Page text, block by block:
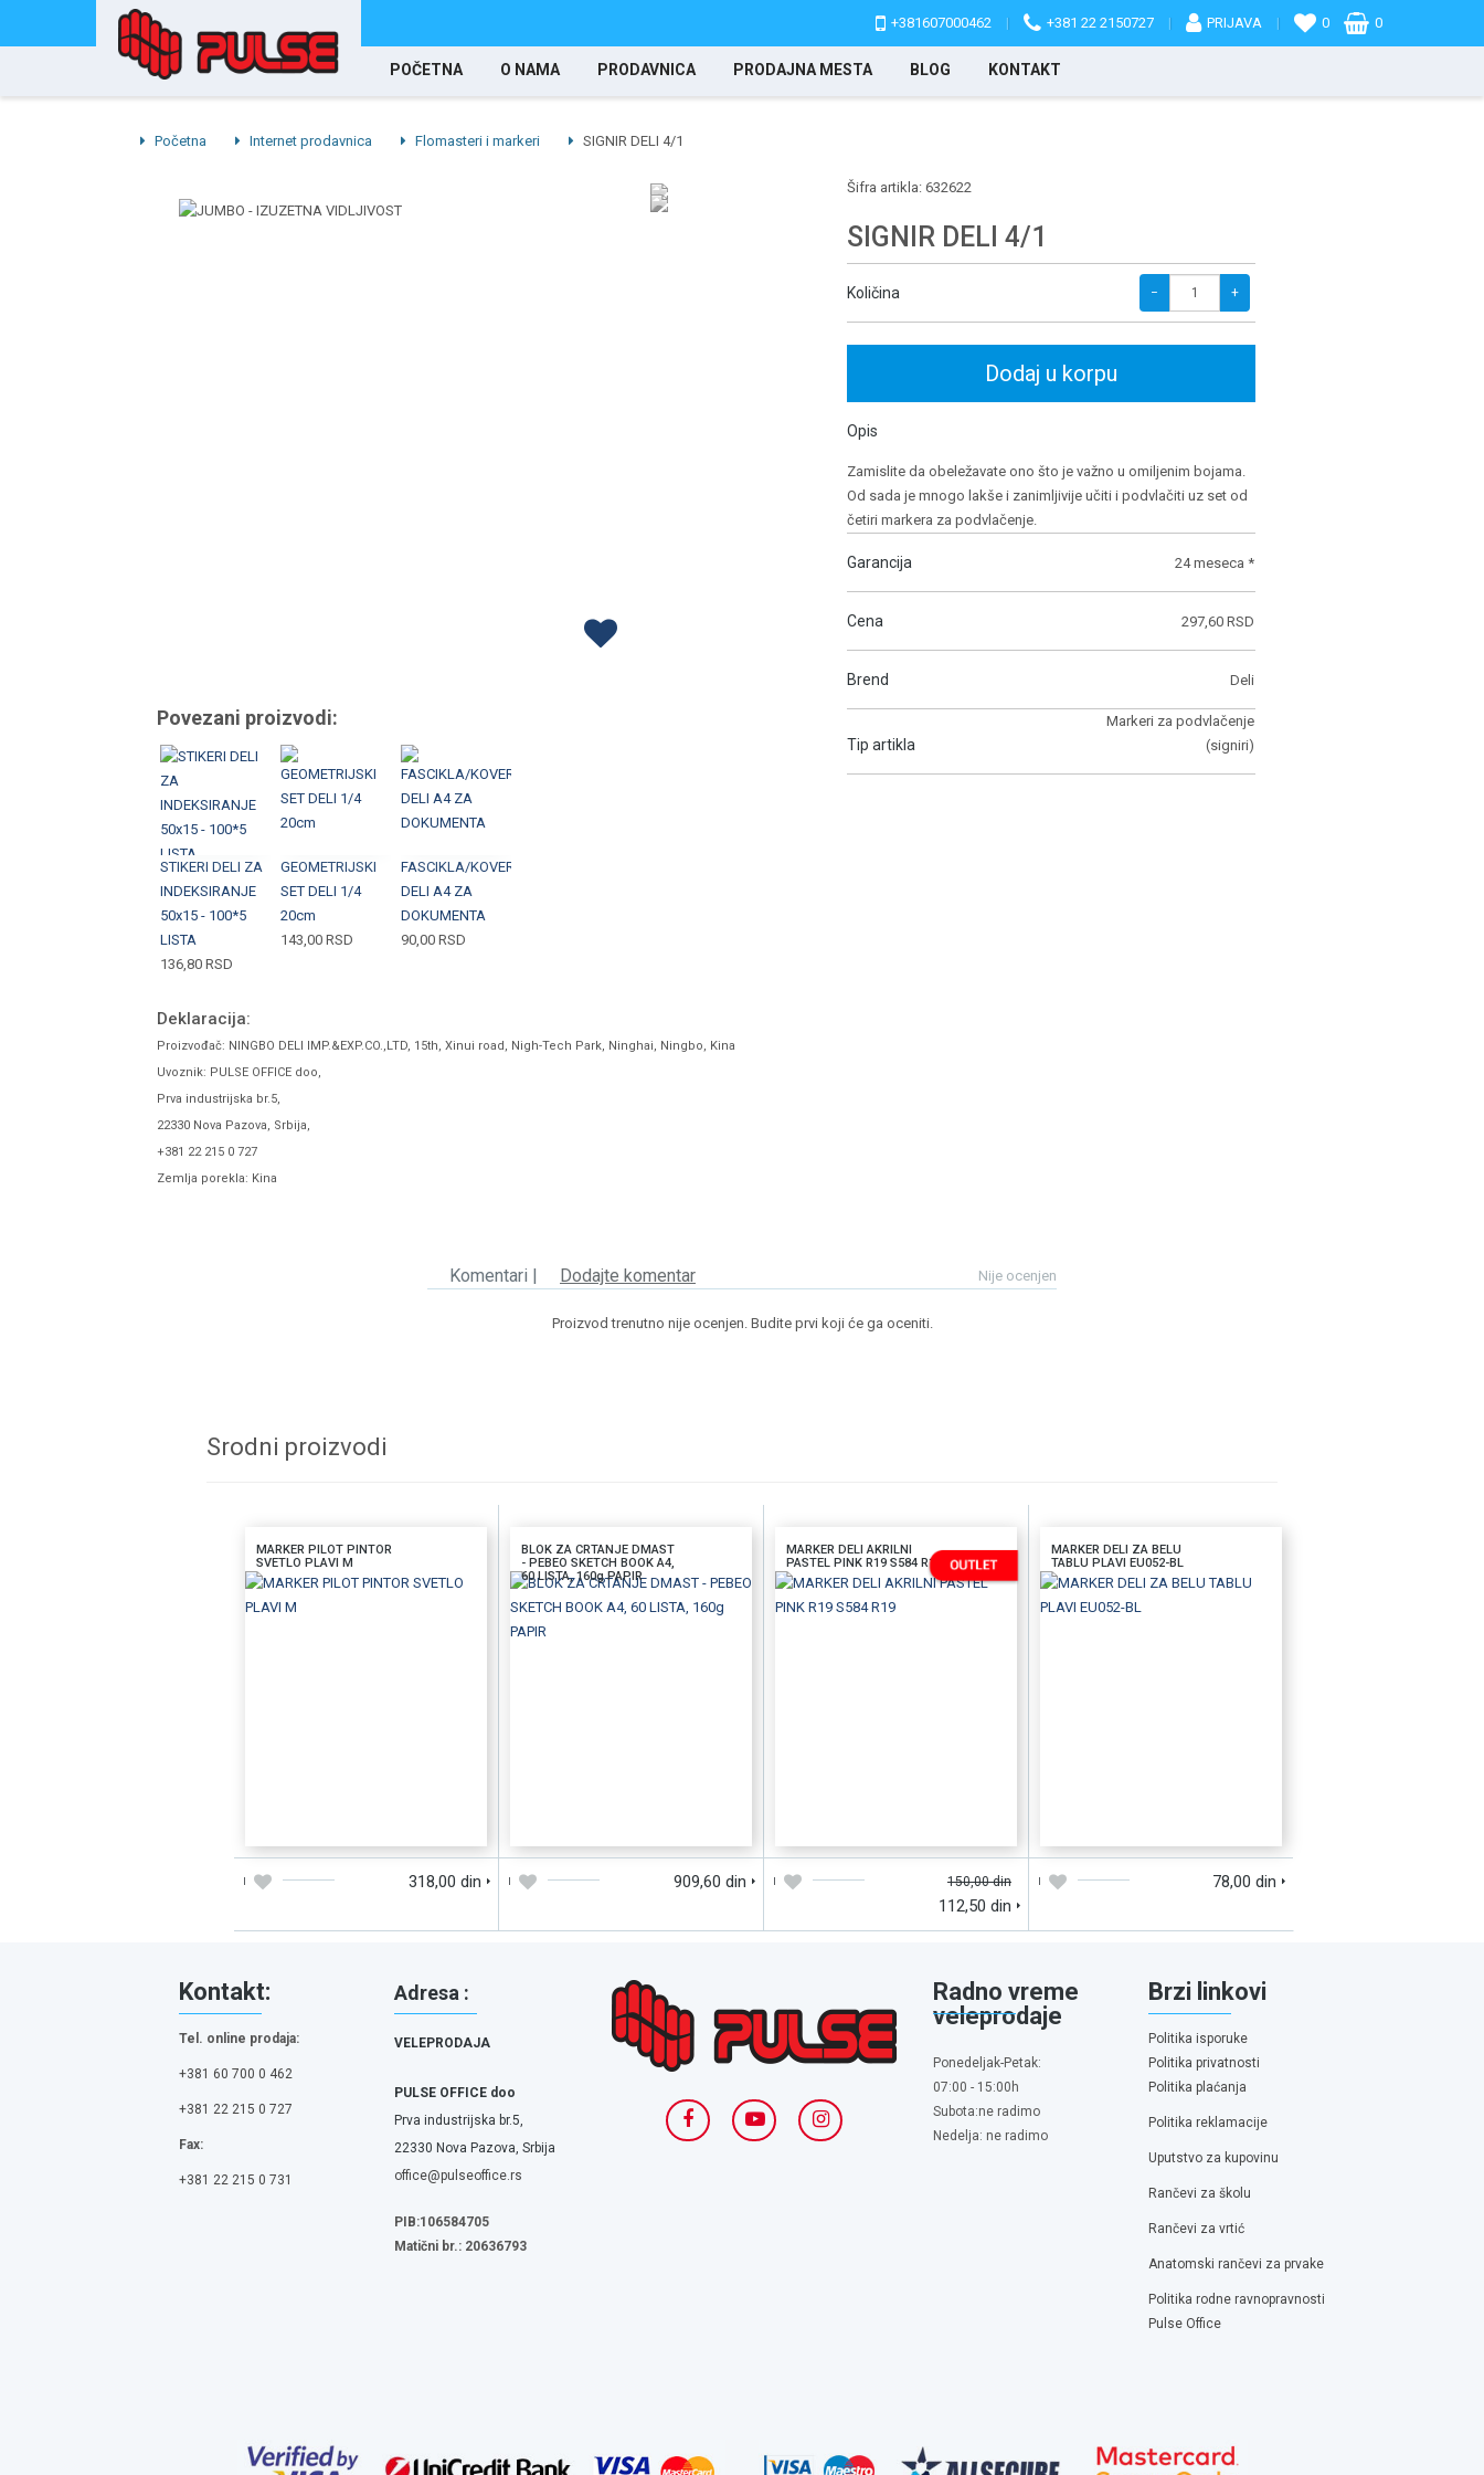
+381607000462 | +381 22 2150727 | PRIJAVA | 0 0
POČETNA O NAMA PRODAVNICA PRODAJNA MESTA BLOG KONTAKT
Početna Internet prodavnica Flomasteri i markeri SIGNIR DELI 4/1
Povezani proizvodi:
STIKERI DELI ZA
INDEKSIRANJE
50x15 - 100*5
LISTA
136,80 RSD
GEOMETRIJSKI
SET DELI 1/4
20cm
143,00 RSD
FASCIKLA/KOVERTA
DELI A4 ZA
DOKUMENTA
90,00 RSD
Deklaracija:
Proizvođač: NINGBO DELI IMP.&EXP.CO.,LTD, 15th, Xinui road, Nigh-Tech Park, Ninghai, Ningbo, Kina
Uvoznik: PULSE OFFICE doo,
Prva industrijska br.5,
22330 Nova Pazova, Srbija,
+381 22 215 0 727
Zemlja porekla: Kina
Šifra artikla: 632622
SIGNIR DELI 4/1
Količina − +
Dodaj u korpu
Opis
Zamislite da obeležavate ono što je važno u omiljenim bojama.
Od sada je mnogo lakše i zanimljivije učiti i podvlačiti uz set od
četiri markera za podvlačenje.
Garancija 24 meseca *
Cena 297,60 RSD
Brend Deli
Tip artikla
Markeri za podvlačenje
(signiri)
Nije ocenjen
Komentari | Dodajte komentar
Proizvod trenutno nije ocenjen. Budite prvi koji će ga oceniti.
Srodni proizvodi
MARKER PILOT PINTOR
SVETLO PLAVI M
318,00 din
BLOK ZA CRTANJE DMAST
- PEBEO SKETCH BOOK A4,
60 LISTA, 160g PAPIR
909,60 din
MARKER DELI AKRILNI
PASTEL PINK R19 S584 R19
150,00 din
112,50 din
MARKER DELI ZA BELU
TABLU PLAVI EU052-BL
78,00 din
Kontakt:
Tel. online prodaja:
+381 60 700 0 462
+381 22 215 0 727
Fax:
+381 22 215 0 731
Adresa :
VELEPRODAJA
PULSE OFFICE doo
Prva industrijska br.5,
22330 Nova Pazova, Srbija
office@pulseoffice.rs
PIB:106584705
Matični br.: 20636793
Radno vreme
veleprodaje
Ponedeljak-Petak:
07:00 - 15:00h
Subota:ne radimo
Nedelja: ne radimo
Brzi linkovi
Politika isporuke
Politika privatnosti
Politika plaćanja
Politika reklamacije
Uputstvo za kupovinu
Rančevi za školu
Rančevi za vrtić
Anatomski rančevi za prvake
Politika rodne ravnopravnosti
Pulse Office